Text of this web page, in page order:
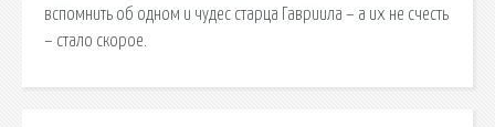
вспомнить об одном и чудес старца Гавриила – а их не счесть
– стало скорое.